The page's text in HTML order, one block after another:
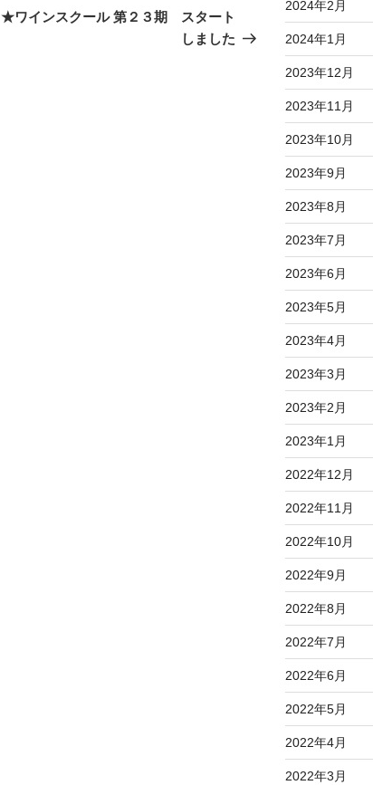
投
★ワインスクール 第２３期 スタート
しました
2024年2月
2024年1月
2023年12月
2023年11月
2023年10月
2023年9月
2023年8月
2023年7月
2023年6月
2023年5月
2023年4月
2023年3月
2023年2月
2023年1月
2022年12月
2022年11月
2022年10月
2022年9月
2022年8月
2022年7月
2022年6月
2022年5月
2022年4月
2022年3月